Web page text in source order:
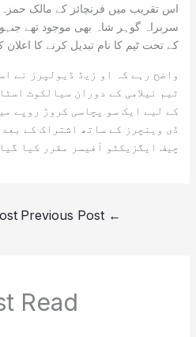
اس تقریب میں فرنچائز کے مالک
سربراہ گوہر شاہ بھی موجود تھے
کے تحت ٹیم کا نام تبدیل کرنے کا اعلان
واضح رہے کہ او زیڈ ڈیولپرز نے
ٹیم نیلامی کے دوران سیالکوٹ
کے لیے ایک سو پچاسی کروڑ روپے
ڈی وینچرز کے ساتھ اشتراک کے
چیف ایگزیکٹو آفیسر مقرر کیا گیا
←
Read